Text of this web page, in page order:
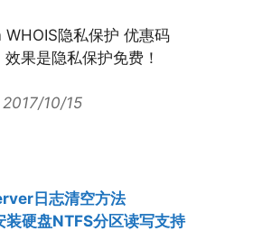
隐私保护 优惠码
效果是隐私保护免费！
10/15
日志清空方法
硬盘NTFS分区读写支持